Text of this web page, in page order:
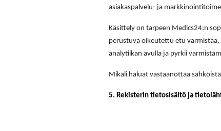
asiakaspalvelu- ja
Käsittely on tarpeen Medics24:n
perustuva oikeutettu etu varmistaa,
analytiikan avulla ja pyrkii
Mikäli haluat vastaanottaa
5. Rekisterin tietosisältö ja